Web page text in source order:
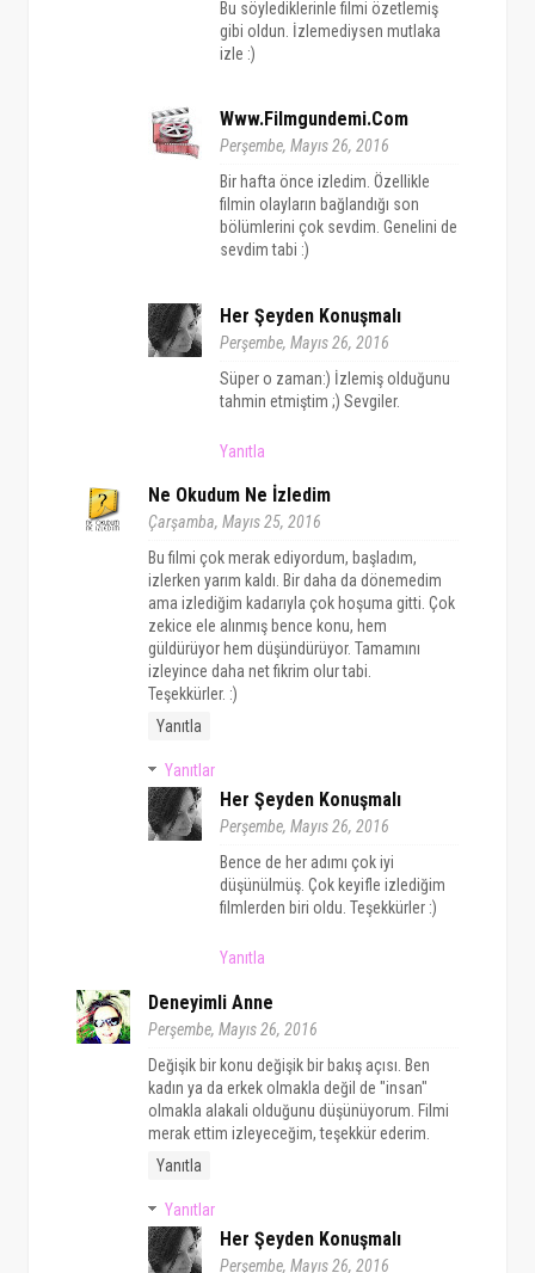
Bu söylediklerinle filmi özetlemiş
gibi oldun. İzlemediysen mutlaka
izle :)
Www.filmgundemi.com
Perşembe, Mayıs 26, 2016
Bir hafta önce izledim. Özellikle
filmin olayların bağlandığı son
bölümlerini çok sevdim. Genelini de
sevdim tabi :)
Her Şeyden Konuşmalı
Perşembe, Mayıs 26, 2016
Süper o zaman:) İzlemiş olduğunu
tahmin etmiştim ;) Sevgiler.
Yanıtla
Ne Okudum Ne İzledim
Çarşamba, Mayıs 25, 2016
Bu filmi çok merak ediyordum, başladım,
izlerken yarım kaldı. Bir daha da dönemedim
ama izlediğim kadarıyla çok hoşuma gitti. Çok
zekice ele alınmış bence konu, hem
güldürüyor hem düşündürüyor. Tamamını
izleyince daha net fikrim olur tabi.
Teşekkürler. :)
Yanıtla
Yanıtlar
Her Şeyden Konuşmalı
Perşembe, Mayıs 26, 2016
Bence de her adımı çok iyi
düşünülmüş. Çok keyifle izlediğim
filmlerden biri oldu. Teşekkürler :)
Yanıtla
Deneyimli Anne
Perşembe, Mayıs 26, 2016
Değişik bir konu değişik bir bakış açısı. Ben
kadın ya da erkek olmakla değil de "insan"
olmakla alakali olduğunu düşünüyorum. Filmi
merak ettim izleyeceğim, teşekkür ederim.
Yanıtla
Yanıtlar
Her Şeyden Konuşmalı
Perşembe, Mayıs 26, 2016